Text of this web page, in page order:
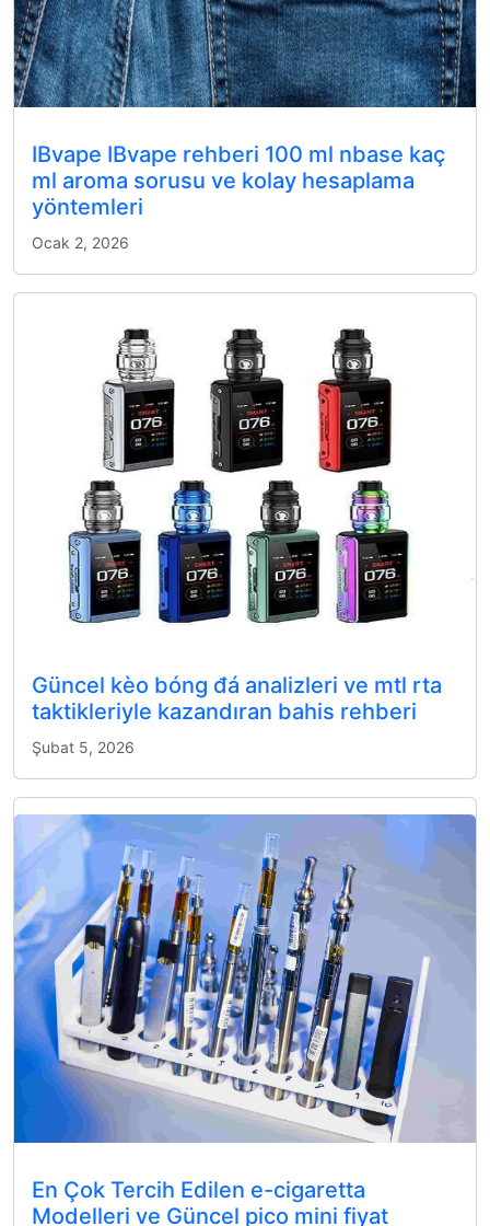
IBvape IBvape rehberi 100 ml nbase kaç
ml aroma sorusu ve kolay hesaplama
yöntemleri
Ocak 2, 2026
Güncel kèo bóng đá analizleri ve mtl rta
taktikleriyle kazandıran bahis rehberi
Şubat 5, 2026
En Çok Tercih Edilen e-cigaretta
Modelleri ve Güncel pico mini fiyat